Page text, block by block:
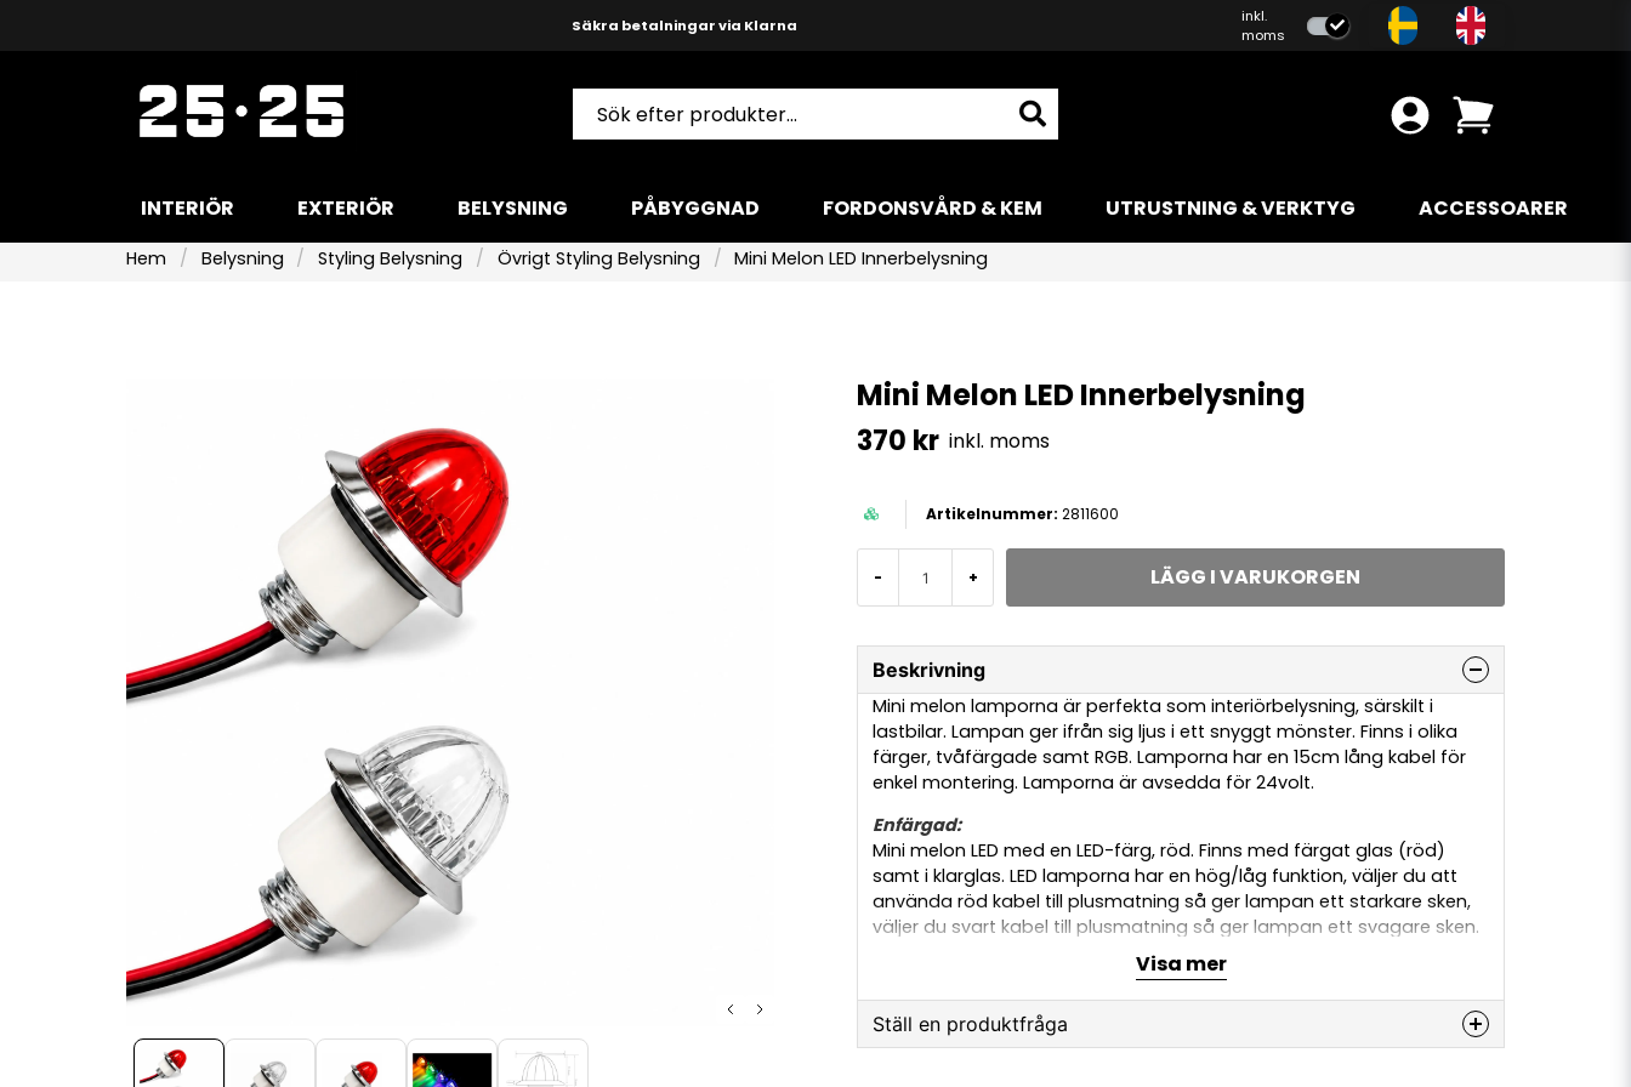
Snabba leveranser med DHL
inkl.
moms
INTERIÖR EXTERIÖR BELYSNING PÅBYGGNAD FORDONSVÅRD & KEM UTRUSTNING & VERKTYG ACCESSOARER
Hem Belysning Styling Belysning Övrigt Styling Belysning Mini Melon LED Innerbelysning
Mini Melon LED Innerbelysning
370 kr inkl. moms
2811600
- + LÄGG I VARUKORGEN
Beskrivning
Mini melon lamporna är perfekta som interiörbelysning, särskilt i
lastbilar. Lampan ger ifrån sig ljus i ett snyggt mönster. Finns i olika
färger, tvåfärgade samt RGB. Lamporna har en 15cm lång kabel för
enkel montering. Lamporna är avsedda för 24volt.
Enfärgad:
Mini melon LED med en LED-färg, röd. Finns med färgat glas (röd)
samt i klarglas. LED lamporna har en hög/låg funktion, väljer du att
använda röd kabel till plusmatning så ger lampan ett starkare sken,
väljer du svart kabel till plusmatning så ger lampan ett svagare sken.
Lamporna är även dimbara, vilket betyder att du kan dimma dem via
tex lastbilens original-dimmer alt med vår kontroll, se
rekommenderade tillbehör.
Kablar på enfärgad:
Visa mer
Ställ en produktfråga